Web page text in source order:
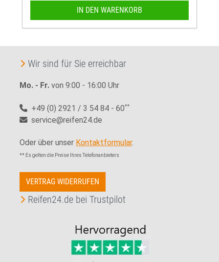
IN DEN WARENKORB
Wir sind für Sie erreichbar
Mo. - Fr. von 9:00 - 16:00 Uhr
+49 (0) 2921 / 3 54 84 - 60**
service@reifen24.de
Oder über unser Kontaktformular.
** Es gelten die Preise Ihres Telefonanbieters
VERTRAG WIDERRUFEN
Reifen24.de bei Trustpilot